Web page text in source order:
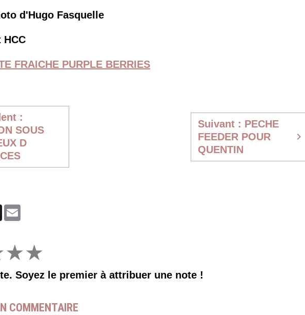
d'Hugo Fasquelle
FRAICHE PURPLE BERRIES
:
SOUS
D
Suivant : PECHE
FEEDER POUR
QUENTIN
X
★★
Soyez le premier à attribuer une note !
COMMENTAIRE